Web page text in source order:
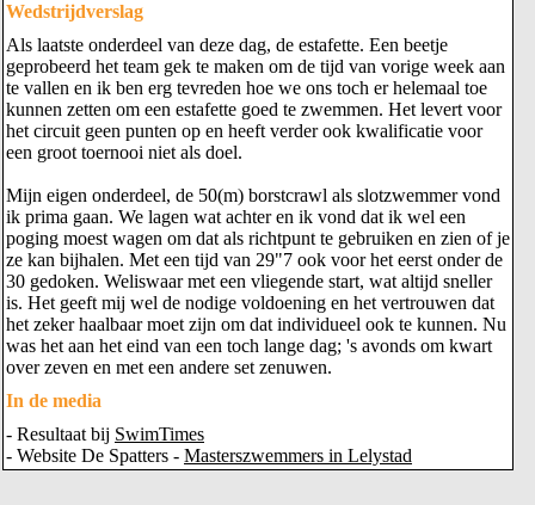
Wedstrijdverslag
Als laatste onderdeel van deze dag, de estafette. Een beetje
geprobeerd het team gek te maken om de tijd van vorige week aan
te vallen en ik ben erg tevreden hoe we ons toch er helemaal toe
kunnen zetten om een estafette goed te zwemmen. Het levert voor
het circuit geen punten op en heeft verder ook kwalificatie voor
een groot toernooi niet als doel.
Mijn eigen onderdeel, de 50(m) borstcrawl als slotzwemmer vond
ik prima gaan. We lagen wat achter en ik vond dat ik wel een
poging moest wagen om dat als richtpunt te gebruiken en zien of je
ze kan bijhalen. Met een tijd van 29"7 ook voor het eerst onder de
30 gedoken. Weliswaar met een vliegende start, wat altijd sneller
is. Het geeft mij wel de nodige voldoening en het vertrouwen dat
het zeker haalbaar moet zijn om dat individueel ook te kunnen. Nu
was het aan het eind van een toch lange dag; 's avonds om kwart
over zeven en met een andere set zenuwen.
In de media
- Resultaat bij SwimTimes
- Website De Spatters - Masterszwemmers in Lelystad